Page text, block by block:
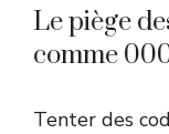
Le piège
comme
Tenter des